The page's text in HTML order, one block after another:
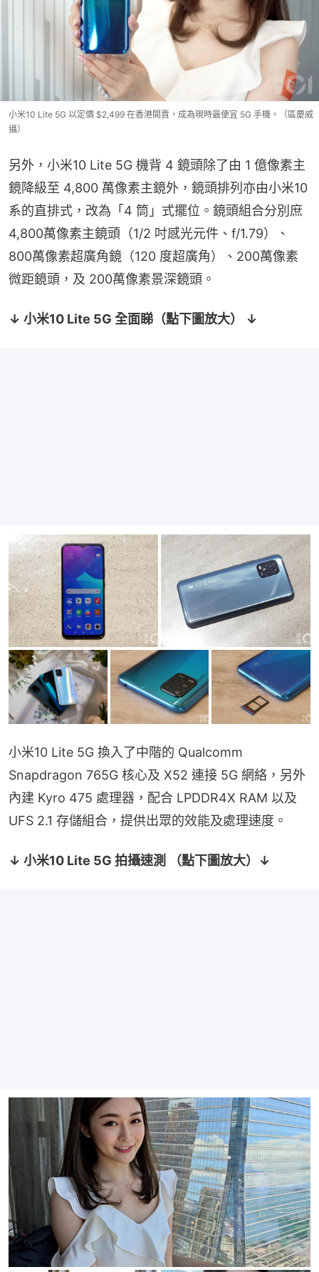
小米10 Lite 5G 以定價 $2,499 在香港開賣，成為現時最便宜 5G 手機。（區慶威
攝）
另外，小米10 Lite 5G 機背 4 鏡頭除了由 1 億像素主
鏡降級至 4,800 萬像素主鏡外，鏡頭排列亦由小米10
系的直排式，改為「4 筒」式擺位。鏡頭組合分別庶
4,800萬像素主鏡頭（1/2 吋感光元件、f/1.79）、
800萬像素超廣角鏡（120 度超廣角）、200萬像素
微距鏡頭，及 200萬像素景深鏡頭。
↓ 小米10 Lite 5G 全面睇（點下圖放大） ↓
小米10 Lite 5G 換入了中階的 Qualcomm
Snapdragon 765G 核心及 X52 連接 5G 網絡，另外
內建 Kyro 475 處理器，配合 LPDDR4X RAM 以及
UFS 2.1 存儲組合，提供出眾的效能及處理速度。
↓ 小米10 Lite 5G 拍攝速測 （點下圖放大）↓